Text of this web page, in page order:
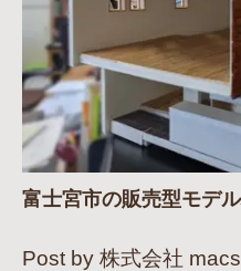
富士宮市の販売型モデ
Post by 株式会社 macs